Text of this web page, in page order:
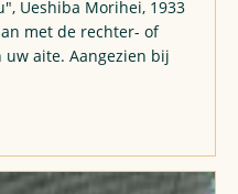
Ueshiba Morihei, 1933
met de rechter- of
aite. Aangezien bij